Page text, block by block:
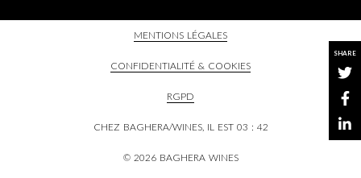
SHARE
MENTIONS LÉGALES
CONFIDENTIALITÉ & COOKIES
RGPD
CHEZ BAGHERA/WINES, IL EST 03 : 42
© 2026 BAGHERA WINES